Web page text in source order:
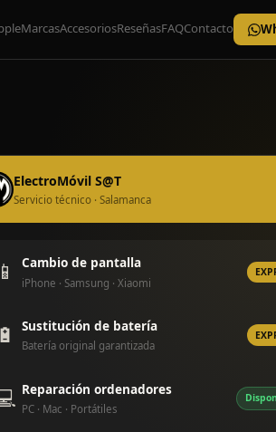
MarcasAccesoriosReseñasFAQContacto
ElectroMóvil S@T
Servicio técnico · Salamanca
📱 Cambio de pantalla
iPhone · Samsung · Xiaomi
🔋 Sustitución de batería
Batería original garantizada
Reparación ordenadores
PC · Mac · Portátiles